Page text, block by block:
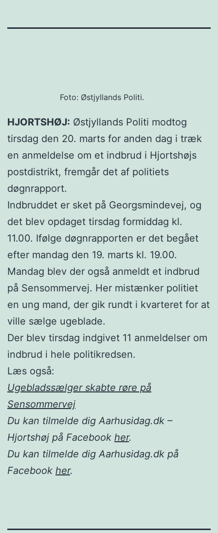
Foto: Østjyllands Politi.
HJORTSHØJ: Østjyllands Politi modtog
tirsdag den 20. marts for anden dag i træk
en anmeldelse om et indbrud i Hjortshøjs
postdistrikt, fremgår det af politiets
døgnrapport.
Indbruddet er sket på Georgsmindevej, og
det blev opdaget tirsdag formiddag kl.
11.00. Ifølge døgnrapporten er det begået
efter mandag den 19. marts kl. 19.00.
Mandag blev der også anmeldt et indbrud
på Sensommervej. Her mistænker politiet
en ung mand, der gik rundt i kvarteret for at
ville sælge ugeblade.
Der blev tirsdag indgivet 11 anmeldelser om
indbrud i hele politikredsen.
Læs også:
Ugebladssælger skabte røre på
Sensommervej
Du kan tilmelde dig Aarhusidag.dk –
Hjortshøj på Facebook her.
Du kan tilmelde dig Aarhusidag.dk på
Facebook her.